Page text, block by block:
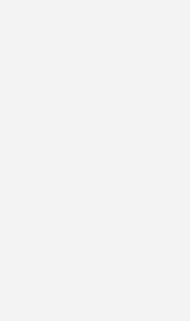
Energy im ehemaligen
Batteriekraftwerk
kann 20
Leistung von 9,5
einspeisen. Auf diese
wie die
lokaler